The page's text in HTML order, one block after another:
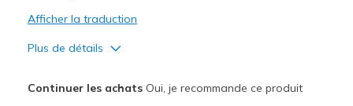
Afficher la traduction
Plus de détails
Continuer les achatsOui, je recommande ce produit